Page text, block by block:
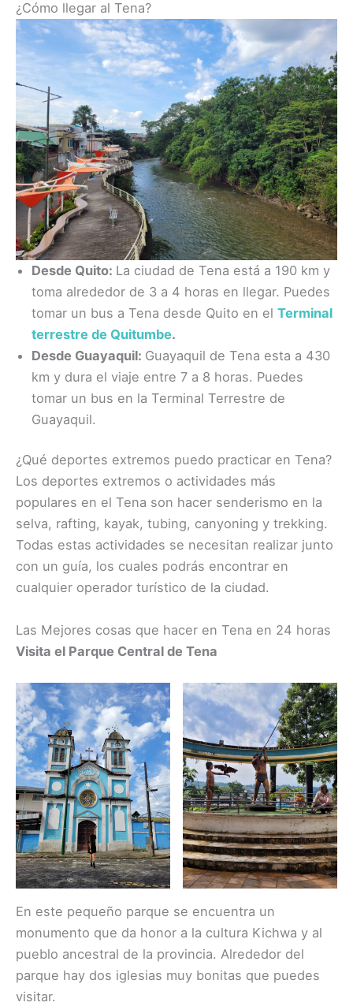
¿Cómo llegar al Tena?
Desde Quito: La ciudad de Tena está a 190 km y
toma alrededor de 3 a 4 horas en llegar. Puedes
tomar un bus a Tena desde Quito en el Terminal
terrestre de Quitumbe.
Desde Guayaquil: Guayaquil de Tena esta a 430
km y dura el viaje entre 7 a 8 horas. Puedes
tomar un bus en la Terminal Terrestre de
Guayaquil.
¿Qué deportes extremos puedo practicar en Tena?
Los deportes extremos o actividades más
populares en el Tena son hacer senderismo en la
selva, rafting, kayak, tubing, canyoning y trekking.
Todas estas actividades se necesitan realizar junto
con un guía, los cuales podrás encontrar en
cualquier operador turístico de la ciudad.
Las Mejores cosas que hacer en Tena en 24 horas
Visita el Parque Central de Tena
En este pequeño parque se encuentra un
monumento que da honor a la cultura Kichwa y al
pueblo ancestral de la provincia. Alrededor del
parque hay dos iglesias muy bonitas que puedes
visitar.